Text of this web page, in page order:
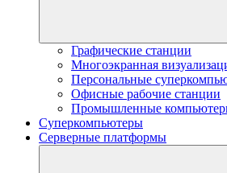
Графические станции
Многоэкранная
Персональные
Офисные рабочие станции
Промышленные
Суперкомпьютеры
Серверные платформы